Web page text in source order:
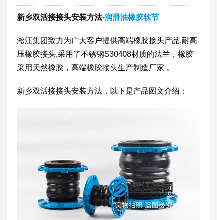
新乡双活接接头安装方法-润滑油橡胶软节
淞江集团致力为广大客户提供高端橡胶接头产品,耐高
压橡胶接头,采用了不锈钢S30408材质的法兰，橡胶
采用天然橡胶，高端橡胶接头生产制造厂家 。
新乡双活接接头安装方法，以下是产品图文介绍：